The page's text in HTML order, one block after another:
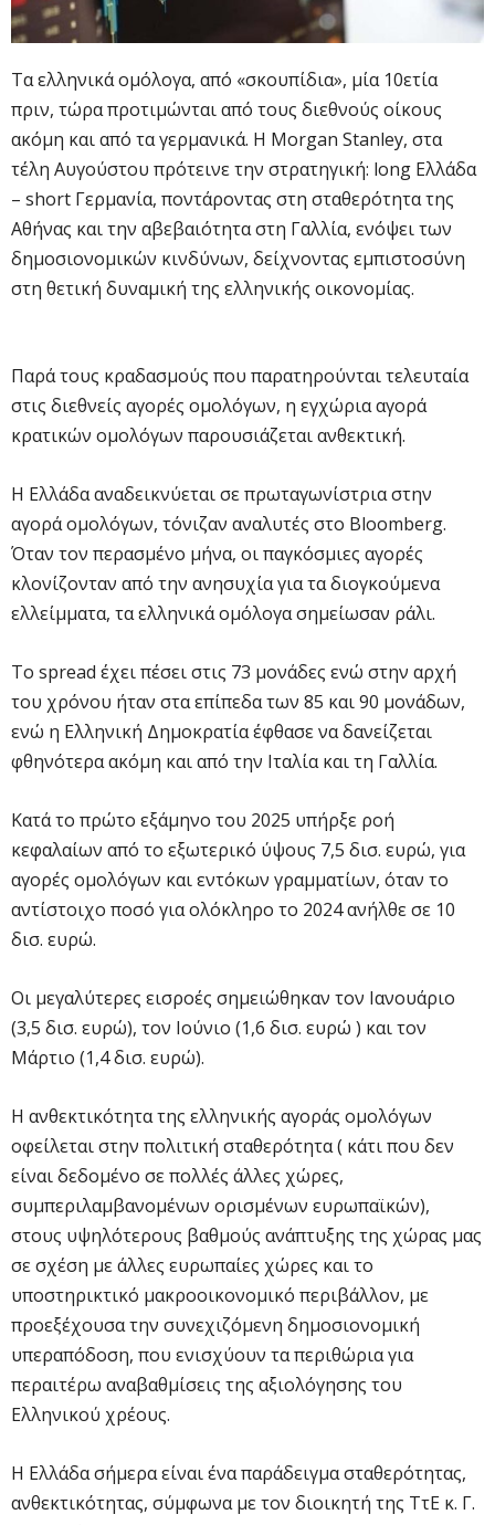
Τα ελληνικά ομόλογα, από «σκουπίδια», μία 10ετία
πριν, τώρα προτιμώνται από τους διεθνούς οίκους
ακόμη και από τα γερμανικά. Η Morgan Stanley, στα
τέλη Αυγούστου πρότεινε την στρατηγική: long Ελλάδα
– short Γερμανία, ποντάροντας στη σταθερότητα της
Αθήνας και την αβεβαιότητα στη Γαλλία, ενόψει των
δημοσιονομικών κινδύνων, δείχνοντας εμπιστοσύνη
στη θετική δυναμική της ελληνικής οικονομίας.
Παρά τους κραδασμούς που παρατηρούνται τελευταία
στις διεθνείς αγορές ομολόγων, η εγχώρια αγορά
κρατικών ομολόγων παρουσιάζεται ανθεκτική.
H Ελλάδα αναδεικνύεται σε πρωταγωνίστρια στην
αγορά ομολόγων, τόνιζαν αναλυτές στο Bloomberg.
Όταν τον περασμένο μήνα, οι παγκόσμιες αγορές
κλονίζονταν από την ανησυχία για τα διογκούμενα
ελλείμματα, τα ελληνικά ομόλογα σημείωσαν ράλι.
Το spread έχει πέσει στις 73 μονάδες ενώ στην αρχή
του χρόνου ήταν στα επίπεδα των 85 και 90 μονάδων,
ενώ η Ελληνική Δημοκρατία έφθασε να δανείζεται
φθηνότερα ακόμη και από την Ιταλία και τη Γαλλία.
Κατά το πρώτο εξάμηνο του 2025 υπήρξε ροή
κεφαλαίων από το εξωτερικό ύψους 7,5 δισ. ευρώ, για
αγορές ομολόγων και εντόκων γραμματίων, όταν το
αντίστοιχο ποσό για ολόκληρο το 2024 ανήλθε σε 10
δισ. ευρώ.
Οι μεγαλύτερες εισροές σημειώθηκαν τον Ιανουάριο
(3,5 δισ. ευρώ), τον Ιούνιο (1,6 δισ. ευρώ ) και τον
Μάρτιο (1,4 δισ. ευρώ).
Η ανθεκτικότητα της ελληνικής αγοράς ομολόγων
οφείλεται στην πολιτική σταθερότητα ( κάτι που δεν
είναι δεδομένο σε πολλές άλλες χώρες,
συμπεριλαμβανομένων ορισμένων ευρωπαϊκών),
στους υψηλότερους βαθμούς ανάπτυξης της χώρας μας
σε σχέση με άλλες ευρωπαίες χώρες και το
υποστηρικτικό μακροοικονομικό περιβάλλον, με
προεξέχουσα την συνεχιζόμενη δημοσιονομική
υπεραπόδοση, που ενισχύουν τα περιθώρια για
περαιτέρω αναβαθμίσεις της αξιολόγησης του
Ελληνικού χρέους.
Η Ελλάδα σήμερα είναι ένα παράδειγμα σταθερότητας,
ανθεκτικότητας, σύμφωνα με τον διοικητή της ΤτΕ κ. Γ.